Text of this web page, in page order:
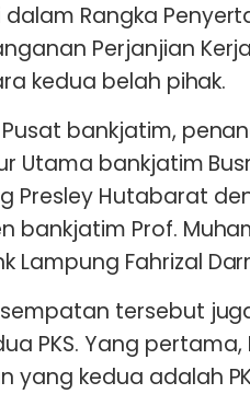
Rangka
Perjanjian
kedua belah pihak.
bankjatim,
Utama bankjatim
Presley Hutabarat
bankjatim Prof.
Lampung Fahrizal
tersebut
PKS. Yang pertama,
yang kedua adalah